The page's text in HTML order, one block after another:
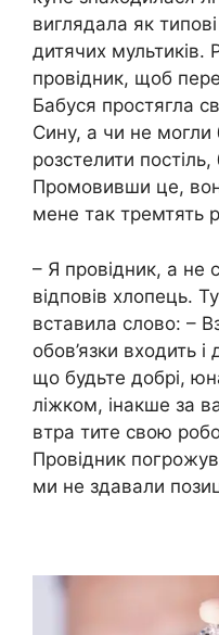
виглядала як
дитячих
провідник, щоб
Бабуся простягла
Сину, а чи не могли
розстелити
Промовивши це,
мене так тремтять
– Я провідник, а не
відповів хлопець.
вставила слово: –
обов’язки входить
що будьте добрі,
ліжком, інакше за
втра тите свою
Провідник
ми не здавали